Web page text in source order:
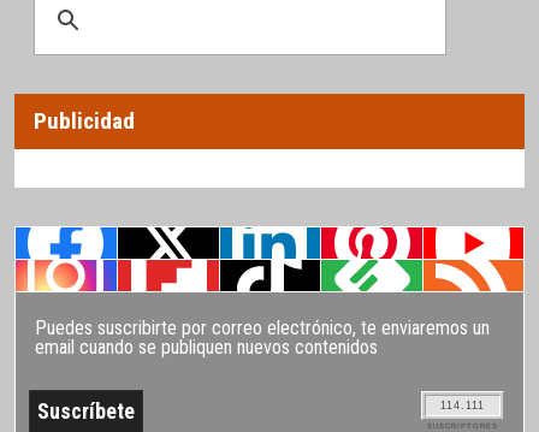
Publicidad
Puedes suscribirte por correo electrónico, te enviaremos un
email cuando se publiquen nuevos contenidos
114.111
SUSCRIPTORES